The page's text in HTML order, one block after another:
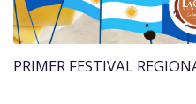
PRIMER FESTIVAL